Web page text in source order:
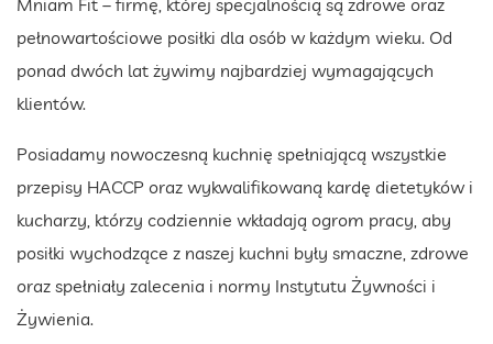
Mniam Fit – firmę, której specjalnością są zdrowe oraz
pełnowartościowe posiłki dla osób w każdym wieku. Od
ponad dwóch lat żywimy najbardziej wymagających
klientów.
Posiadamy nowoczesną kuchnię spełniającą wszystkie
przepisy HACCP oraz wykwalifikowaną kardę dietetyków i
kucharzy, którzy codziennie wkładają ogrom pracy, aby
posiłki wychodzące z naszej kuchni były smaczne, zdrowe
oraz spełniały zalecenia i normy Instytutu Żywności i
Żywienia.